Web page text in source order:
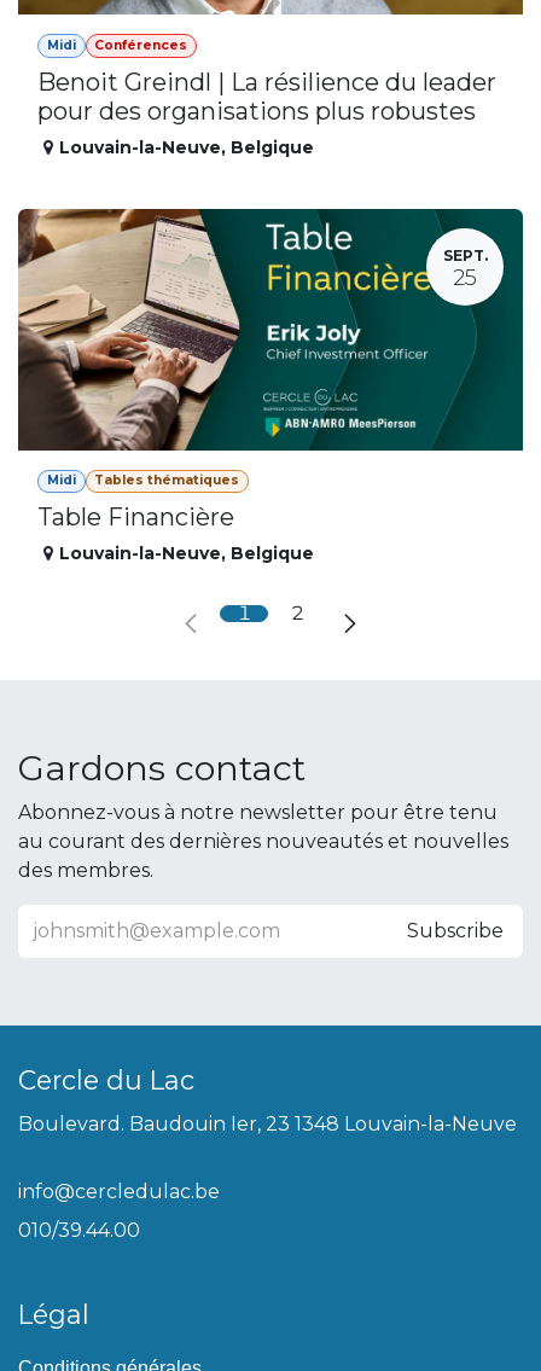
Midi Conférences
Benoit Greindl | La résilience du leader
pour des organisations plus robustes
Louvain-la-Neuve, Belgique
SEPT.
25
Midi Tables thématiques
Table Financière
Louvain-la-Neuve, Belgique
1 2
Gardons contact
Abonnez-vous à notre newsletter pour être tenu
au courant des dernières nouveautés et nouvelles
des membres.
Subscribe
Cercle du Lac
Boulevard. Baudouin Ier, 23 1348 Louvain-la-Neuve
info@cercledulac.be
010/39.44.00
Légal